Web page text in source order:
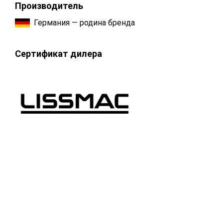
Производитель
Германия — родина бренда
Сертификат дилера